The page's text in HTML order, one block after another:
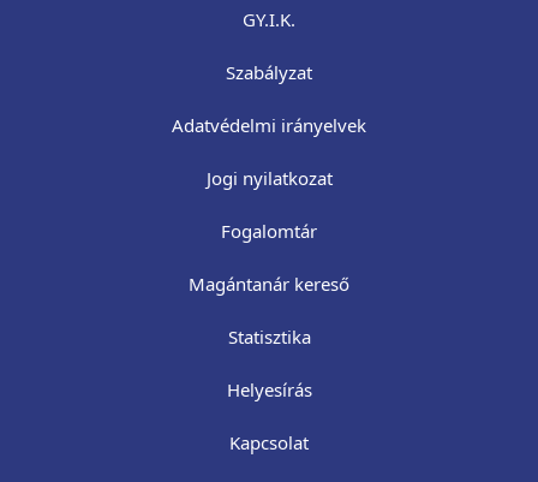
GY.I.K.
Szabályzat
Adatvédelmi irányelvek
Jogi nyilatkozat
Fogalomtár
Magántanár kereső
Statisztika
Helyesírás
Kapcsolat